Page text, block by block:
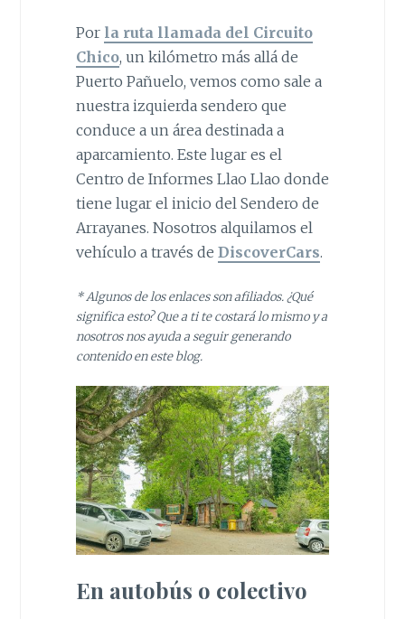
Por la ruta llamada del Circuito
Chico, un kilómetro más allá de
Puerto Pañuelo, vemos como sale a
nuestra izquierda sendero que
conduce a un área destinada a
aparcamiento. Este lugar es el
Centro de Informes Llao Llao donde
tiene lugar el inicio del Sendero de
Arrayanes. Nosotros alquilamos el
vehículo a través de DiscoverCars.
* Algunos de los enlaces son afiliados. ¿Qué
significa esto? Que a ti te costará lo mismo y a
nosotros nos ayuda a seguir generando
contenido en este blog.
En autobús o colectivo